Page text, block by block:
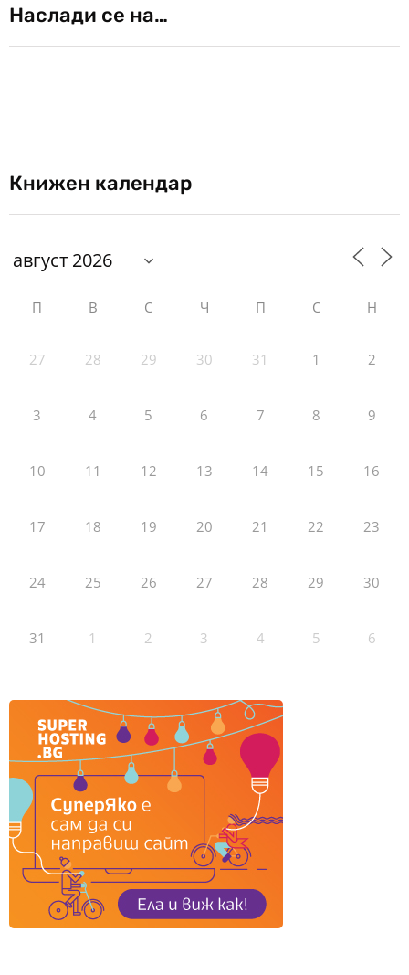
Наслади се на…
Книжен календар
П В С Ч П С Н
27 28 29 30 31 1 2
3 4 5 6 7 8 9
10 11 12 13 14 15 16
17 18 19 20 21 22 23
24 25 26 27 28 29 30
31 1 2 3 4 5 6